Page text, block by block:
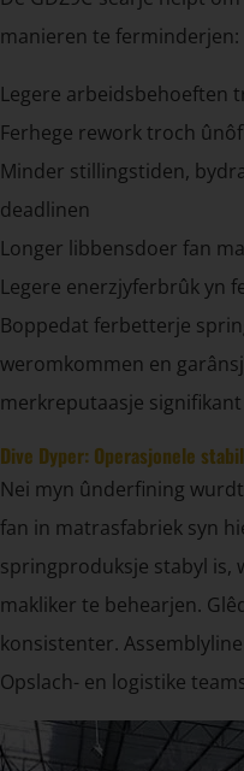
manieren te ferminderjen:
Legere arbeidsbehoeften
Ferhege rework troch
Minder stillingstiden,
deadlinen
Longer libbensdoer fan
Legere enerzjyferbrûk yn
Boppedat ferbetterje
weromkommen en
merkreputaasje
Dive Dyper: Operasjonele
Nei myn ûnderfining
fan in matrasfabriek syn
springproduksje stabyl is,
makliker te behearjen.
konsistenter.
Opslach- en logistike